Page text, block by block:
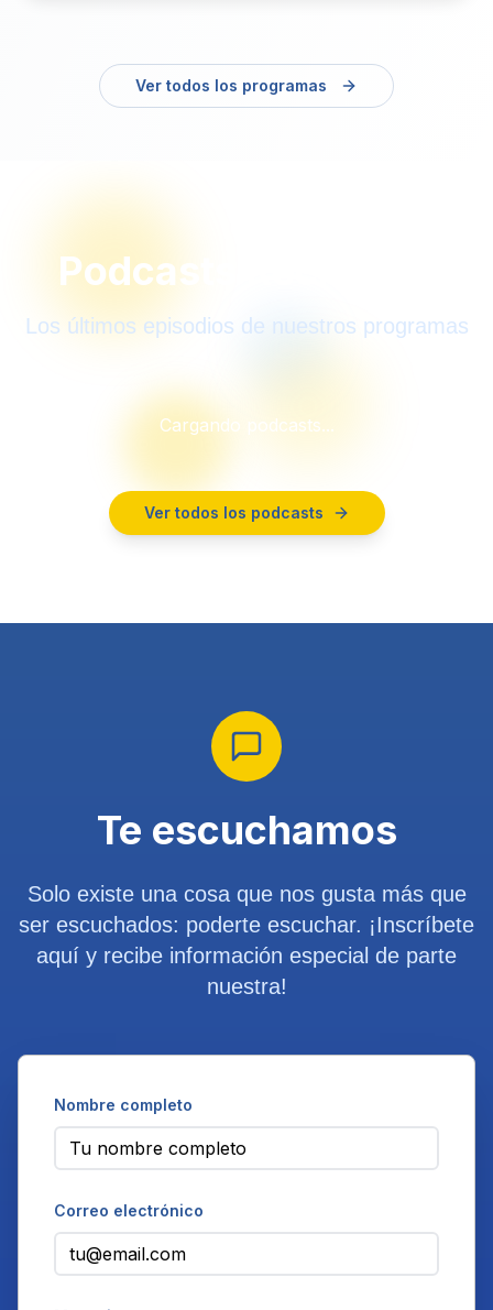
Ver todos los programas
Podcasts Recientes
Los últimos episodios de nuestros programas
Cargando podcasts...
Ver todos los podcasts
Te escuchamos
Solo existe una cosa que nos gusta más que
ser escuchados: poderte escuchar. ¡Inscríbete
aquí y recibe información especial de parte
nuestra!
Nombre completo
Correo electrónico